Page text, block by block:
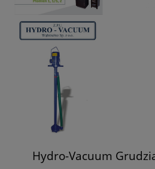
Hydro-Vacuum